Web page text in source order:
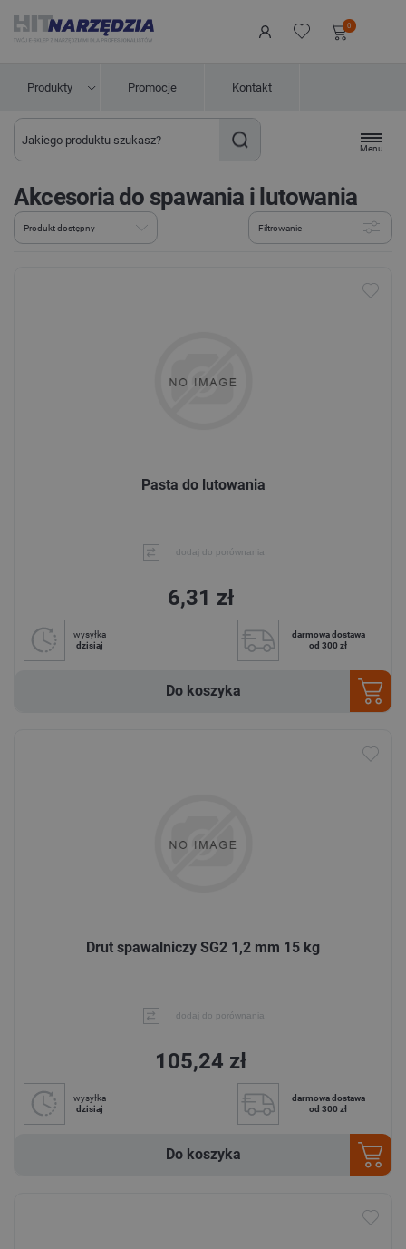
0
Produkty Promocje Kontakt
Menu
Akcesoria do spawania i lutowania
Filtrowanie
Pasta do lutowania
dodaj do porównania
6,31 zł
wysyłka
dzisiaj
darmowa dostawa
od 300 zł
Do koszyka
Drut spawalniczy SG2 1,2 mm 15 kg
dodaj do porównania
105,24 zł
wysyłka
dzisiaj
darmowa dostawa
od 300 zł
Do koszyka